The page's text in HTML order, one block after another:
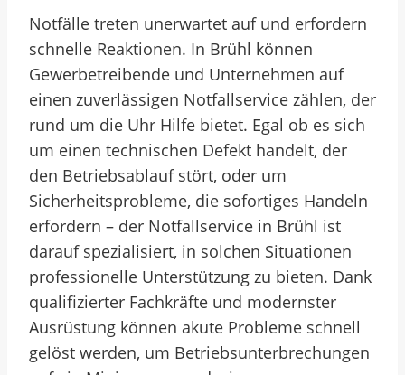
Notfälle treten unerwartet auf und erfordern
schnelle Reaktionen. In Brühl können
Gewerbetreibende und Unternehmen auf
einen zuverlässigen Notfallservice zählen, der
rund um die Uhr Hilfe bietet. Egal ob es sich
um einen technischen Defekt handelt, der
den Betriebsablauf stört, oder um
Sicherheitsprobleme, die sofortiges Handeln
erfordern – der Notfallservice in Brühl ist
darauf spezialisiert, in solchen Situationen
professionelle Unterstützung zu bieten. Dank
qualifizierter Fachkräfte und modernster
Ausrüstung können akute Probleme schnell
gelöst werden, um Betriebsunterbrechungen